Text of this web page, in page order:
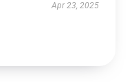
Apr 23, 2025